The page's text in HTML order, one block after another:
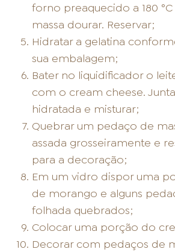
forno preaquecido a 180
massa dourar. Reservar;
Hidratar a gelatina
sua embalagem;
Bater no liquidificador o
com o cream cheese.
hidratada e misturar;
Quebrar um pedaço de
assada grosseiramente e
para a decoração;
Em um vidro dispor uma
de morango e alguns
folhada quebrados;
Colocar uma porção do
Decorar com pedaços de